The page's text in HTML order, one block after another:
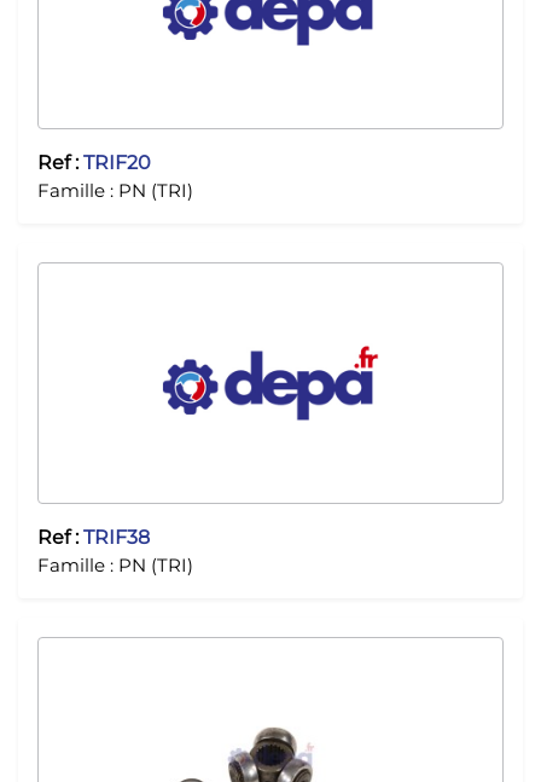
Ref :TRIF20
Famille : PN (TRI)
Ref :TRIF38
Famille : PN (TRI)